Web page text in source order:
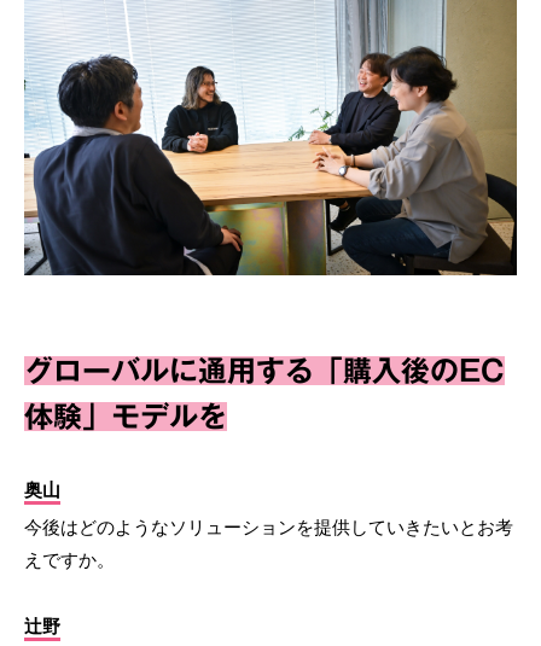
グローバルに通用する「購入後のEC
体験」モデルを
奥山
今後はどのようなソリューションを提供していきたいとお考
えですか。
辻野